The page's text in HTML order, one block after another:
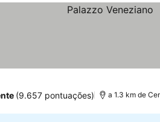
(9.657 pontuações) a 1.3 km de